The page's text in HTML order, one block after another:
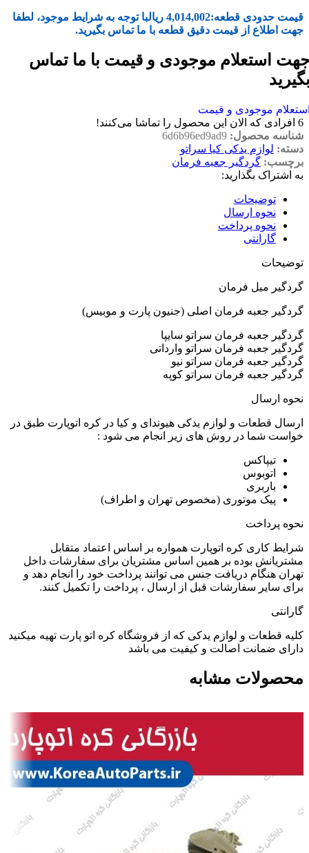
قیمت حدودی قطعه:4,014,002 ریالبا توجه به شرایط موجود، لطفا
جهت اطلاع از قیمت دقیق قطعه با ما تماس بگیرید.
استعلام موجودی و قیمت با ما تماس
موجودی و قیمت
6 افرادی که الان این محصول را تماشا می‌کنند!
شناسه محصول: 6d6b96ed9ad9
دسته: لوازم یدکی کیا سراتو
برچسب: گردگیر جعبه فرمان
به اشتراک بگذارید:
توضیحات
نحوه ارسال
نحوه پرداخت
گارانتی
توضیحات
گردگیر میل فرمان
گردگیر جعبه فرمان اصلی (جنیون پارت و موبیس)
گردگیر جعبه فرمان سراتو سایپا
گردگیر جعبه فرمان سراتو وارداتی
گردگیر جعبه فرمان سراتو نیو
گردگیر جعبه فرمان سراتو کوپه
نحوه ارسال
ارسال قطعات و لوازم یدکی هیوندای و کیا در کره اتوپارت طبق در
خواست شما در روش های زیر انجام می شود :
تیپاکس
اتوبوس
باربری
پیک موتوری (مخصوص تهران و اطراف)
نحوه پرداخت
شرایط کاری کره اتوپارت همواره بر اساس اعتماد متقابل
مشتریانش بوده بر همین اساس مشتریان برای سفارشات داخل
تهران هنگام دریافت جنس می توانند پرداخت خود را انجام دهد و
برای سایر سفارشات قبل از ارسال ، پرداخت را تکمیل کنند.
گارانتی
کلیه قطعات و لوازم یدکی که از فروشگاه کره اتو پارت تهیه میکنید
دارای ضمانت اصالت و کیفیت می باشد
محصولات مشابه